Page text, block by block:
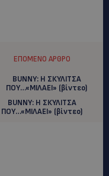
ΕΠΌΜΕΝΟ ΆΡΘΡΟ
BUNNY: H ΣΚΥΛΙΤΣΑ
ΠΟΥ…«ΜΙΛΑΕΙ» (βίντεο)